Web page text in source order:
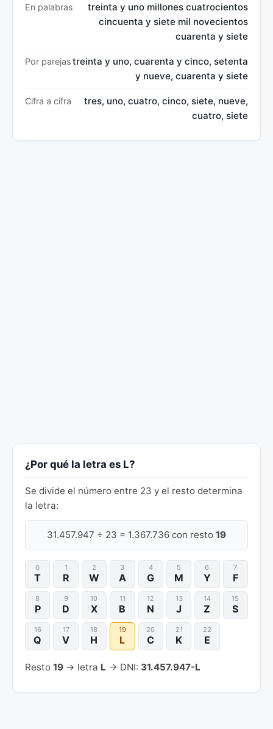
En palabras
treinta y uno millones cuatrocientos
cincuenta y siete mil novecientos
cuarenta y siete
Por parejastreinta y uno, cuarenta y cinco, setenta
y nueve, cuarenta y siete
Cifra a cifra
tres, uno, cuatro, cinco, siete, nueve,
cuatro, siete
¿Por qué la letra es L?
Se divide el número entre 23 y el resto determina
la letra:
31.457.947 ÷ 23 = 1.367.736 con resto 19
0
T
1
R
2
W
3
A
4
G
5
M
6
Y
7
F
8
P
9
D
10
X
11
B
12
N
13
J
14
Z
15
S
16
Q
17
V
18
H
19
L
20
C
21
K
22
E
Resto 19 → letra L → DNI: 31.457.947-L